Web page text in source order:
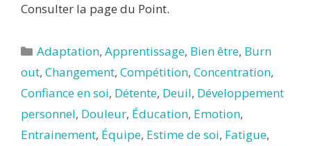
Consulter la page du Point.
Catégories
Adaptation,Apprentissage, Bien être, Burn
out, Changement, Compétition, Concentration,
Confiance en soi, Détente, Deuil, Développement
personnel, Douleur, Éducation, Emotion,
Entrainement, Équipe, Estime de soi, Fatigue,